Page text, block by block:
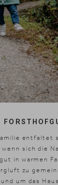
entfaltet
sich die
in warmen
zu
um das Haus